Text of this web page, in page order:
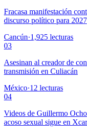
Fracasa manifestación
discurso político para 2027
Cancún·1,925 lecturas
03
Asesinan al creador de
transmisión en Culiacán
México·12 lecturas
04
Videos de Guillermo
acoso sexual sigue en